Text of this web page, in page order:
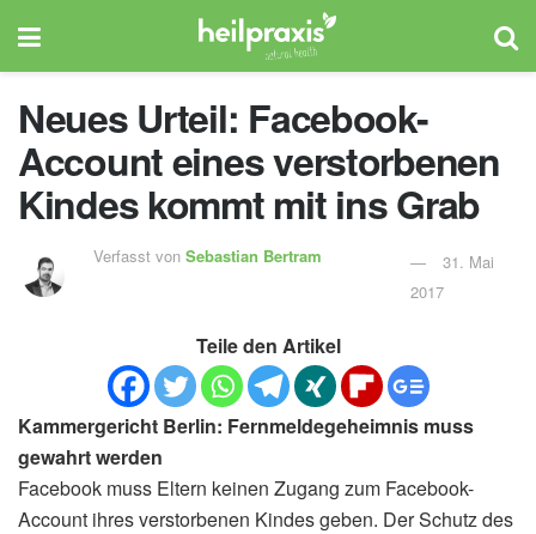
Neues Urteil: Facebook-
Account eines verstorbenen
Kindes kommt mit ins Grab
Verfasst vonSebastian Bertram
31. Mai
2017
Teile den Artikel
Kammergericht Berlin: Fernmeldegeheimnis muss
gewahrt werden
Facebook muss Eltern keinen Zugang zum Facebook-
Account ihres verstorbenen Kindes geben. Der Schutz des